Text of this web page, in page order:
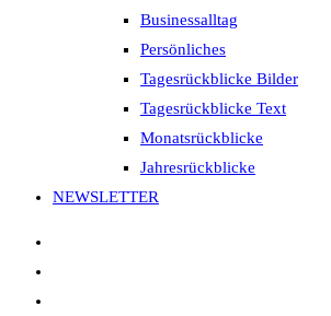
Businessalltag
Persönliches
Tagesrückblicke Bilder
Tagesrückblicke Text
Monatsrückblicke
Jahresrückblicke
NEWSLETTER